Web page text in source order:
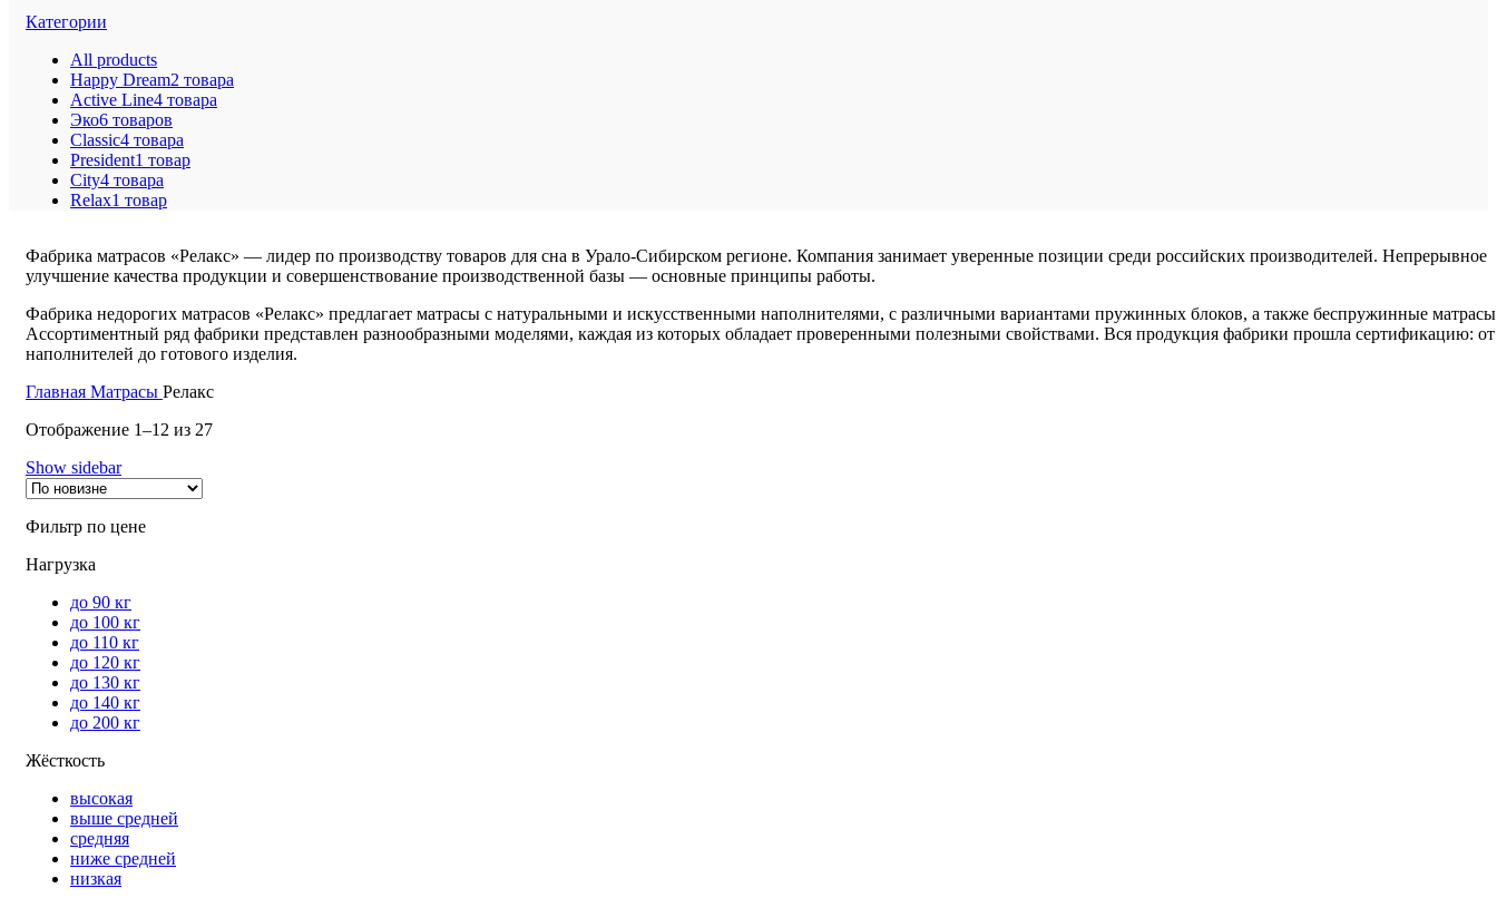
Категории
All products
Happy Dream2 товара
Active Line4 товара
Эко6 товаров
Classic4 товара
President1 товар
City4 товара
Relax1 товар
Фабрика матрасов «Релакс» — лидер по производству товаров для сна в Урало-Сибирском регионе. Компания занимает уверенные позиции среди российских производителей. Непрерывное
улучшение качества продукции и совершенствование производственной базы — основные принципы работы.
Фабрика недорогих матрасов «Релакс» предлагает матрасы с натуральными и искусственными наполнителями, с различными вариантами пружинных блоков, а также беспружинные
Ассортиментный ряд фабрики представлен разнообразными моделями, каждая из которых обладает проверенными полезными свойствами. Вся продукция фабрики прошла сертификацию: от
наполнителей до готового изделия.
Главная Матрасы Релакс
Отображение 1–12 из 27
Show sidebar
Фильтр по цене
Нагрузка
до 90 кг
до 100 кг
до 110 кг
до 120 кг
до 130 кг
до 140 кг
до 200 кг
Жёсткость
высокая
выше средней
средняя
ниже средней
низкая